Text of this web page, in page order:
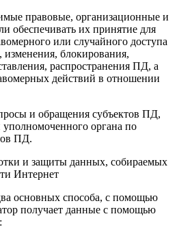
правовые, организационные и
обеспечивать их принятие для
или случайного доступа
блокирования,
распространения ПД, а
действий в отношении
и обращения субъектов ПД,
уполномоченного органа по
ПД.
и защиты данных, собираемых
Интернет
основных способа, с помощью
получает данные с помощью